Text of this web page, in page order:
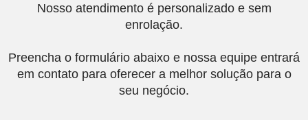
Nosso atendimento é personalizado e sem
enrolação.
Preencha o formulário abaixo e nossa equipe entrará
em contato para oferecer a melhor solução para o
seu negócio.